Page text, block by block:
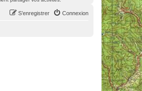
Connexion
S’enregistrer